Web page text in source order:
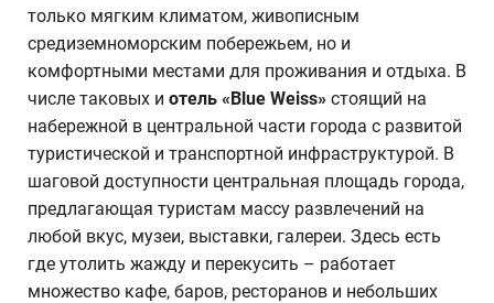
только мягким климатом, живописным
средиземноморским побережьем, но и
комфортными местами для проживания и отдыха. В
числе таковых и отель «Blue Weiss» стоящий на
набережной в центральной части города с развитой
туристической и транспортной инфраструктурой. В
шаговой доступности центральная площадь города,
предлагающая туристам массу развлечений на
любой вкус, музеи, выставки, галереи. Здесь есть
где утолить жажду и перекусить – работает
множество кафе, баров, ресторанов и небольших